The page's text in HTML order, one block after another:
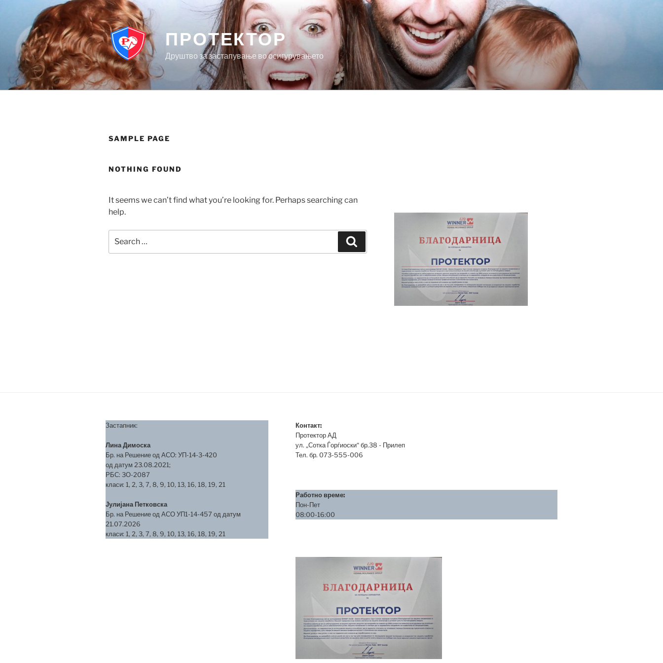
content
ПРОТЕКТОР
Друштво за застапување во осигурувањето
SAMPLE PAGE
NOTHING FOUND
It seems we can’t find what you’re looking for. Perhaps searching can
help.
for:
Застапник:
Лина Димоска
Бр. на Решение од АСО: УП-14-3-420
од датум 23.08.2021;
РБС: 3О-2087
класи: 1, 2, 3, 7, 8, 9, 10, 13, 16, 18, 19, 21
Јулијана Петковска
Бр. на Решение од АСО УП1-14-457 од датум
21.07.2026
класи: 1, 2, 3, 7, 8, 9, 10, 13, 16, 18, 19, 21
Контакт:
Протектор АД
ул. „Сотка Ѓорѓиоски“ бр.38 - Прилеп
Тел. бр. 073-555-006
Работно време:
Пон-Пет
08:00-16:00